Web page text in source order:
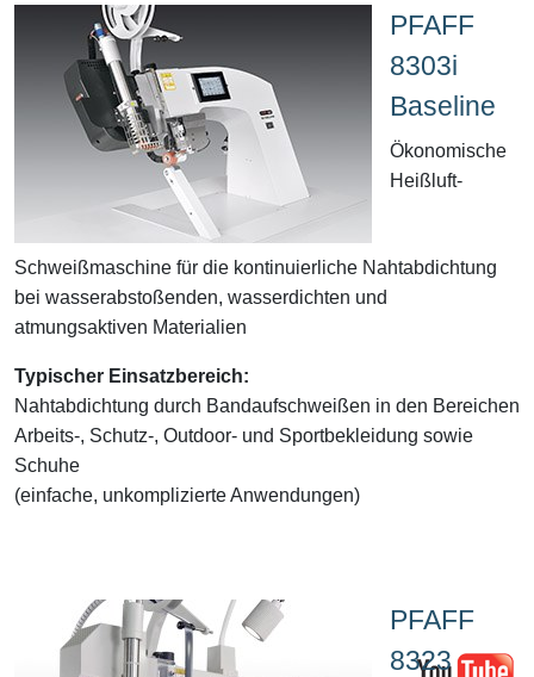
PFAFF
8303i
Baseline
Ökonomische
Heißluft-
Schweißmaschine für die kontinuierliche Nahtabdichtung
bei wasserabstoßenden, wasserdichten und
atmungsaktiven Materialien
Typischer Einsatzbereich:
Nahtabdichtung durch Bandaufschweißen in den Bereichen
Arbeits-, Schutz-, Outdoor- und Sportbekleidung sowie
Schuhe
(einfache, unkomplizierte Anwendungen)
PFAFF
8323